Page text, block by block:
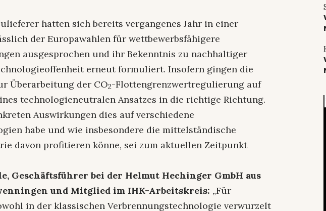
hatten sich bereits vergangenes Jahr in einer
der Europawahlen für wettbewerbsfähigere
ausgesprochen und ihr Bekenntnis zu nachhaltiger
erneut formuliert. Insofern gingen die
Überarbeitung der CO2-Flottengrenzwertregulierung auf
technologieneutralen Ansatzes in die richtige Richtung.
Auswirkungen dies auf verschiedene
habe und wie insbesondere die mittelständische
davon profitieren könne, sei zum aktuellen Zeitpunkt
Geschäftsführer bei der Helmut Hechinger GmbH aus
und Mitglied im IHK-Arbeitskreis: „Für
in der klassischen Verbrennungstechnologie verwurzelt